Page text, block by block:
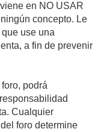
en NO USAR
concepto. Le
use una
a fin de prevenir
podrá
Cualquier
foro determine